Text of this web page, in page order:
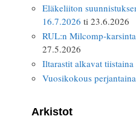
Eläkeliiton
16.7.2026 ti 23.6.2026
RUL:n Milcomp-
27.5.2026
Iltarastit alkavat tiistaina
Vuosikokous
Arkistot